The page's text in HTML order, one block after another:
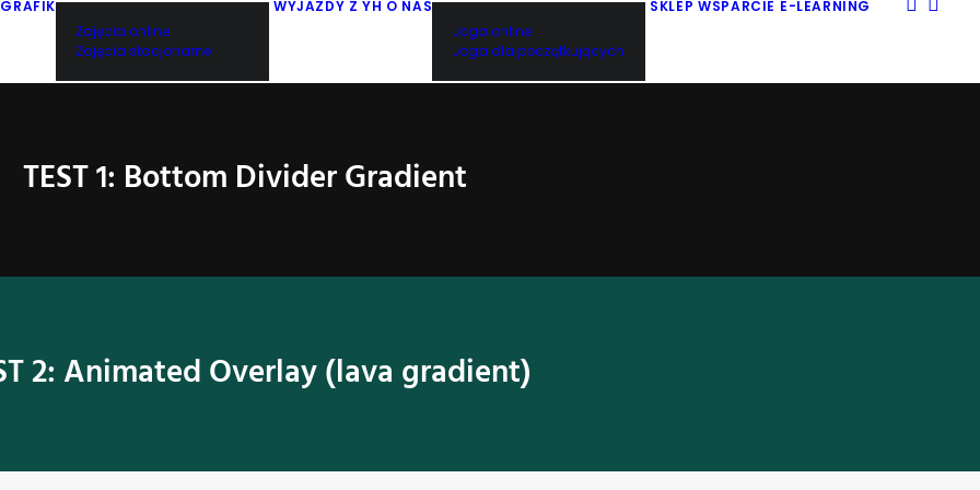
GRAFIK
Zajęcia online
Zajęcia stacjonarne
WYJAZDY Z YH O NAS
Joga online
Joga dla początkujących
SKLEP WSPARCIE E-LEARNING
TEST 1: Bottom Divider Gradient
2: Animated Overlay (lava gradient)